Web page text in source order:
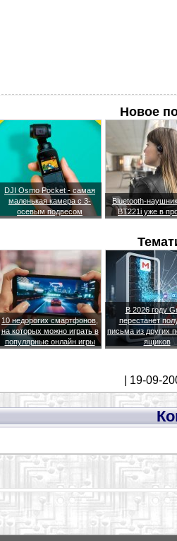
Новое
DJI Osmo Pocket - самая
маленькая камера с 3-
осевым подвесом
Bluetooth-
BT221i уже в
10 недорогих смартфонов,
на которых можно играть в
популярные онлайн игры
В 2026 году
перестанет
письма из других
ящиков
| 19-09-